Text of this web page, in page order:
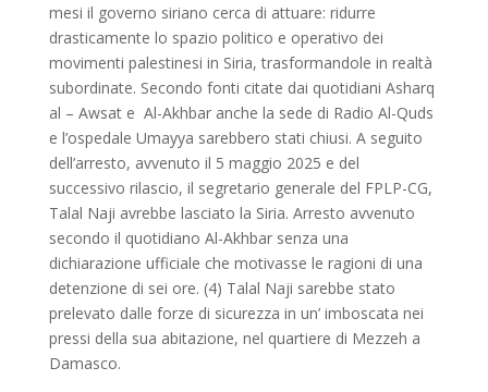
mesi il governo siriano cerca di attuare: ridurre
drasticamente lo spazio politico e operativo dei
movimenti palestinesi in Siria, trasformandole in realtà
subordinate. Secondo fonti citate dai quotidiani Asharq
al – Awsat e Al-Akhbar anche la sede di Radio Al-Quds
e l’ospedale Umayya sarebbero stati chiusi. A seguito
dell’arresto, avvenuto il 5 maggio 2025 e del
successivo rilascio, il segretario generale del FPLP-CG,
Talal Naji avrebbe lasciato la Siria. Arresto avvenuto
secondo il quotidiano Al-Akhbar senza una
dichiarazione ufficiale che motivasse le ragioni di una
detenzione di sei ore. (4) Talal Naji sarebbe stato
prelevato dalle forze di sicurezza in un’ imboscata nei
pressi della sua abitazione, nel quartiere di Mezzeh a
Damasco.